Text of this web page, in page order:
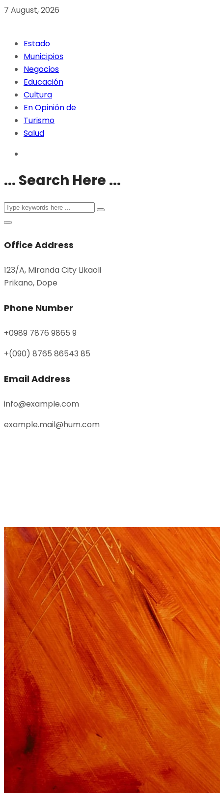
7 August, 2026
Estado
Municipios
Negocios
Educación
Cultura
En Opinión de
Turismo
Salud
... Search Here ...
Office Address
123/A, Miranda City Likaoli
Prikano, Dope
Phone Number
+0989 7876 9865 9
+(090) 8765 86543 85
Email Address
info@example.com
example.mail@hum.com